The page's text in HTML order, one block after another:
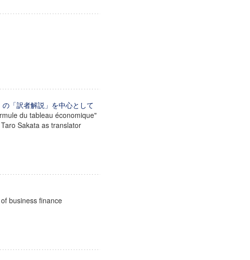
「訳者解説」を中心として
du tableau économique"
Sakata as translator
business finance